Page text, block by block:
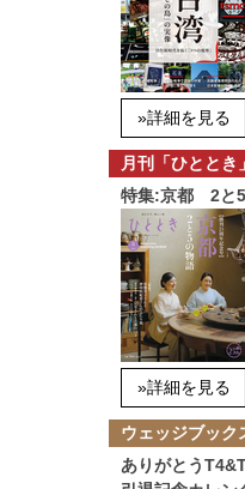
»詳細を見る
月刊「ひととき」
特集:京都 2と
»詳細を見る
ウェッジブック
ありがとう